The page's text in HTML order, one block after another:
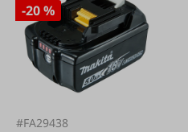
-20 %
#FA29438